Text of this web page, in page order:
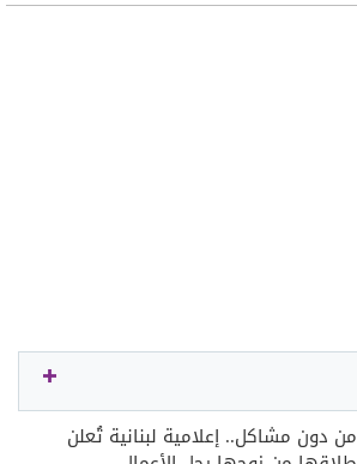
من دون مشاكل.. إعلامية لبنانية تُعلن